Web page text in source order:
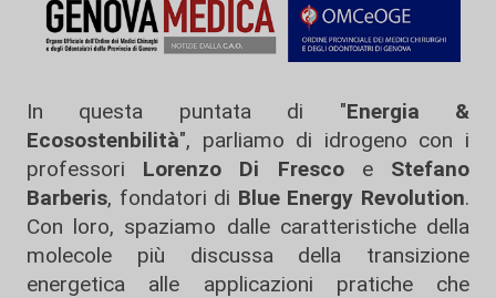
In questa puntata di "Energia &
Ecosostenbilità", parliamo di idrogeno con i
professori Lorenzo Di Fresco e Stefano
Barberis, fondatori di Blue Energy Revolution.
Con loro, spaziamo dalle caratteristiche della
molecole più discussa della transizione
energetica alle applicazioni pratiche che